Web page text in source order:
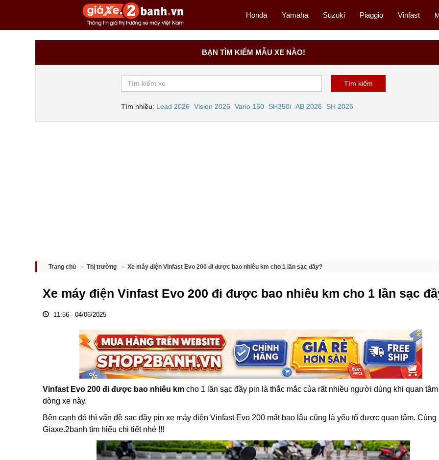
Honda Yamaha Suzuki Piaggio Vinfast
BẠN TÌM KIẾM MẪU XE NÀO!
Tìm nhiều: Lead 2026 Vision 2026 Vario 160 SH350i AB 2026 SH 2026
Trang chủ Thị trường Xe máy điện Vinfast Evo 200 đi được bao nhiêu km cho 1 lần sạc đầy?
Xe máy điện Vinfast Evo 200 đi được bao nhiêu km cho 1 lần sạc
11:56 - 04/06/2025
Vinfast Evo 200 đi được bao nhiêu km cho 1 lần sạc đầy pin là thắc mắc của rất nhiều người dùng khi quan
dòng xe này.
Bên cạnh đó thì vấn đề sạc đầy pin xe máy điện Vinfast Evo 200 mất bao lâu cũng là yếu tố được quan tâm. Cùng
Giaxe.2banh tìm hiểu chi tiết nhé !!!